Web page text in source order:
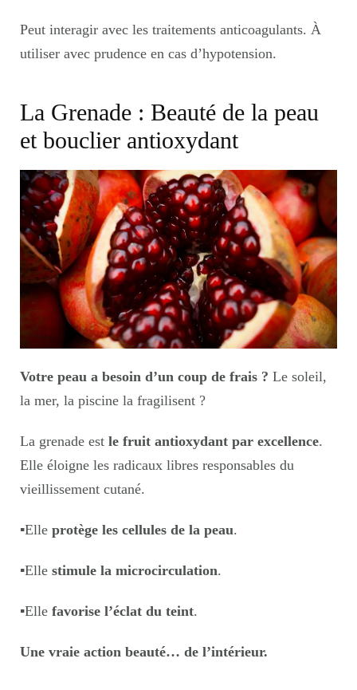
Peut interagir avec les traitements anticoagulants. À
utiliser avec prudence en cas d’hypotension.
La Grenade : Beauté de la peau
et bouclier antioxydant
Votre peau a besoin d’un coup de frais ? Le soleil,
la mer, la piscine la fragilisent ?
La grenade est le fruit antioxydant par excellence.
Elle éloigne les radicaux libres responsables du
vieillissement cutané.
▪️Elle protège les cellules de la peau.
▪️Elle stimule la microcirculation.
▪️Elle favorise l’éclat du teint.
Une vraie action beauté… de l’intérieur.